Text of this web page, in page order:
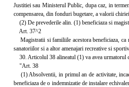
Justitiei sau Ministerul Public, dupa caz, in
compensarea, din fonduri bugetare, a valorii
(2) De prevederile alin. (1) beneficiaza si
Art. 37^2
Magistratii si familiile acestora beneficiaza, ca
sanatoriilor si a altor amenajari recreative si
30. Articolul 38 alineatul (1) va avea urmatorul
"Art. 38
(1) Absolventii, in primul an de activitate,
beneficiaza de o indemnizatie de instalare